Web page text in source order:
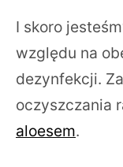
I skoro
względu na
dezynfekcji.
oczyszczania
aloesem.